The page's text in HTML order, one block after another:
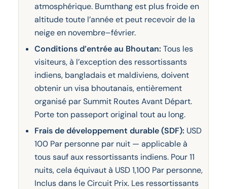
atmosphérique. Bumthang est plus froide en
altitude toute l’année et peut recevoir de la
neige en novembre–février.
Conditions d’entrée au Bhoutan: Tous les
visiteurs, à l’exception des ressortissants
indiens, bangladais et maldiviens, doivent
obtenir un visa bhoutanais, entièrement
organisé par Summit Routes Avant Départ.
Porte ton passeport original tout au long.
Frais de développement durable (SDF): USD
100 Par personne par nuit — applicable à
tous sauf aux ressortissants indiens. Pour 11
nuits, cela équivaut à USD 1,100 Par personne,
Inclus dans le Circuit Prix. Les ressortissants